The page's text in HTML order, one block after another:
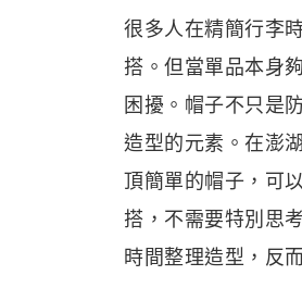
很多人在精簡行李
搭。但當單品本身
困擾。帽子不只是
造型的元素。在澎
頂簡單的帽子，可
搭，不需要特別思
時間整理造型，反